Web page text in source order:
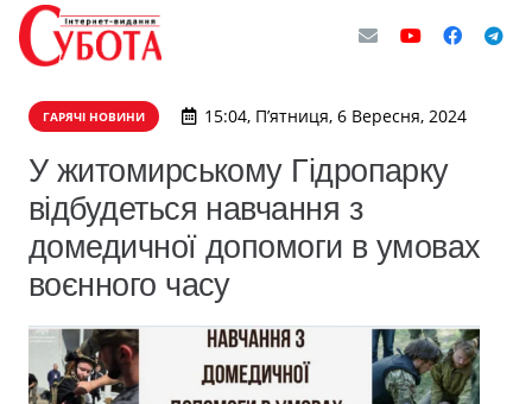
ГАРЯЧІ НОВИНИ 15:04, П’ятниця, 6 Вересня, 2024
У житомирському Гідропарку
відбудеться навчання з
домедичної допомоги в умовах
воєнного часу